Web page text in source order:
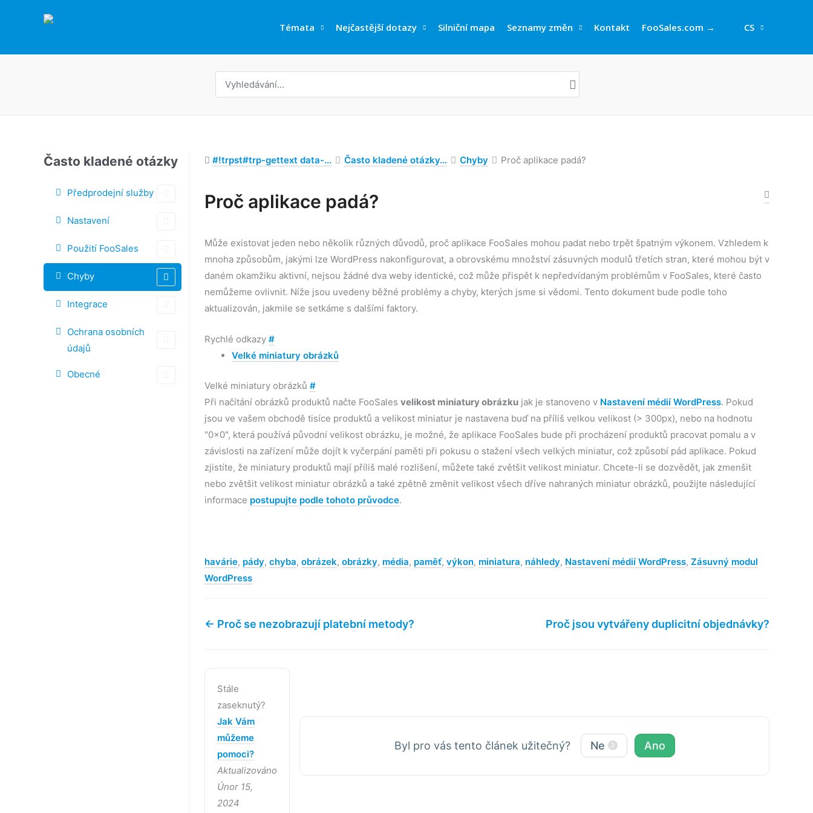
Témata Nejčastější dotazy Silniční mapa Seznamy změn Kontakt FooSales.com → CS
Často kladené otázky
Předprodejní služby
Nastavení
Použití FooSales
Chyby
Integrace
Ochrana osobních
údajů
Obecné
#!trpst#trp-gettext data-... Často kladené otázky... Chyby Proč aplikace padá?
Proč aplikace padá?
Může existovat jeden nebo několik různých důvodů, proč aplikace FooSales mohou padat nebo trpět špatným výkonem. Vzhledem k
mnoha způsobům, jakými lze WordPress nakonfigurovat, a obrovskému množství zásuvných modulů třetích stran, které mohou být v
daném okamžiku aktivní, nejsou žádné dva weby identické, což může přispět k nepředvídaným problémům v FooSales, které často
nemůžeme ovlivnit. Níže jsou uvedeny běžné problémy a chyby, kterých jsme si vědomi. Tento dokument bude podle toho
aktualizován, jakmile se setkáme s dalšími faktory.
Rychlé odkazy #
Velké miniatury obrázků
Velké miniatury obrázků #
Při načítání obrázků produktů načte FooSales velikost miniatury obrázku jak je stanoveno v Nastavení médií WordPress. Pokud
jsou ve vašem obchodě tisíce produktů a velikost miniatur je nastavena buď na příliš velkou velikost (> 300px), nebo na hodnotu
"0x0", která používá původní velikost obrázku, je možné, že aplikace FooSales bude při procházení produktů pracovat pomalu a v
závislosti na zařízení může dojít k vyčerpání paměti při pokusu o stažení všech velkých miniatur, což způsobí pád aplikace. Pokud
zjistíte, že miniatury produktů mají příliš malé rozlišení, můžete také zvětšit velikost miniatur. Chcete-li se dozvědět, jak zmenšit
nebo zvětšit velikost miniatur obrázků a také zpětně změnit velikost všech dříve nahraných miniatur obrázků, použijte následující
informace postupujte podle tohoto průvodce.
Štítky
havárie, pády, chyba, obrázek, obrázky, média, paměť, výkon, miniatura, náhledy, Nastavení médií WordPress, Zásuvný modul
WordPress
← Proč se nezobrazují platební metody? Proč jsou vytvářeny duplicitní objednávky?
Stále
zaseknutý?
Jak Vám
můžeme
pomoci?
Aktualizováno
Únor 15,
2024
Byl pro vás tento článek užitečný? Ne 3 Ano